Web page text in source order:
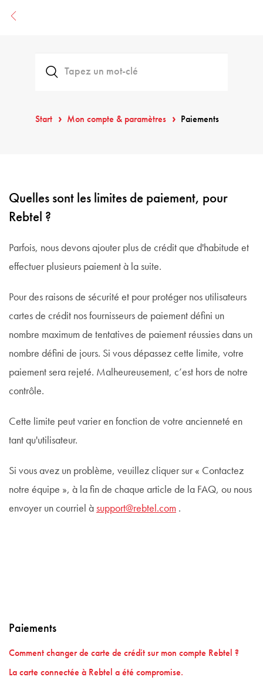
Start Mon compte & paramètres Paiements
Quelles sont les limites de paiement, pour
Rebtel ?
Parfois, nous devons ajouter plus de crédit que d'habitude et
effectuer plusieurs paiement à la suite.
Pour des raisons de sécurité et pour protéger nos utilisateurs
cartes de crédit nos fournisseurs de paiement défini un
nombre maximum de tentatives de paiement réussies dans un
nombre défini de jours. Si vous dépassez cette limite, votre
paiement sera rejeté. Malheureusement, c’est hors de notre
contrôle.
Cette limite peut varier en fonction de votre ancienneté en
tant qu'utilisateur.
Si vous avez un problème, veuillez cliquer sur « Contactez
notre équipe », à la fin de chaque article de la FAQ, ou nous
envoyer un courriel à support@rebtel.com .
Paiements
Comment changer de carte de crédit sur mon compte Rebtel ?
La carte connectée à Rebtel a été compromise.